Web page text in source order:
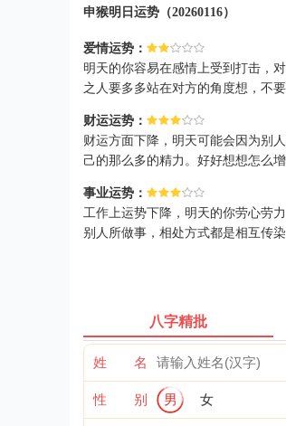
申猴明日运势（20260116）
爱情运势：
明天的你容易在感情上受到打击，
之人要多多站在对方的角度想，不
财运运势：
财运方面下降，明天可能会因为别
己的那么多的精力。好好想想怎么
事业运势：
工作上运势下降，明天的你劳心劳
别人所做事，相处方式都是相互传
八字精批
姓 名
性 别 男 女